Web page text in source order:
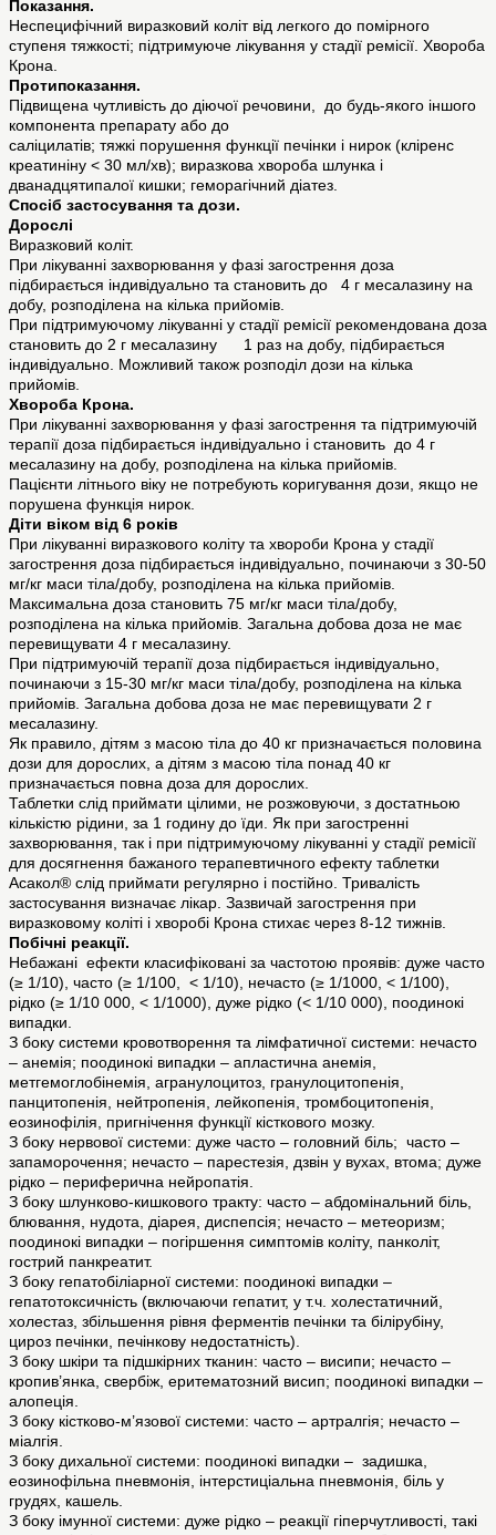
Показання.
Неспецифічний виразковий коліт від легкого до помірного
ступеня тяжкості; підтримуюче лікування у стадії ремісії. Хвороба
Крона.
Протипоказання.
Підвищена чутливість до діючої речовини, до будь-якого іншого
компонента препарату або до
саліцилатів; тяжкі порушення функції печінки і нирок (кліренс
креатиніну < 30 мл/хв); виразкова хвороба шлунка і
дванадцятипалої кишки; геморагічний діатез.
Спосіб застосування та дози.
Дорослі
Виразковий коліт.
При лікуванні захворювання у фазі загострення доза
підбирається індивідуально та становить до 4 г месалазину на
добу, розподілена на кілька прийомів.
При підтримуючому лікуванні у стадії ремісії рекомендована доза
становить до 2 г месалазину 1 раз на добу, підбирається
індивідуально. Можливий також розподіл дози на кілька
прийомів.
Хвороба Крона.
При лікуванні захворювання у фазі загострення та підтримуючій
терапії доза підбирається індивідуально і становить до 4 г
месалазину на добу, розподілена на кілька прийомів.
Пацієнти літнього віку не потребують коригування дози, якщо не
порушена функція нирок.
Діти віком від 6 років
При лікуванні виразкового коліту та хвороби Крона у стадії
загострення доза підбирається індивідуально, починаючи з 30-50
мг/кг маси тіла/добу, розподілена на кілька прийомів.
Максимальна доза становить 75 мг/кг маси тіла/добу,
розподілена на кілька прийомів. Загальна добова доза не має
перевищувати 4 г месалазину.
При підтримуючій терапії доза підбирається індивідуально,
починаючи з 15-30 мг/кг маси тіла/добу, розподілена на кілька
прийомів. Загальна добова доза не має перевищувати 2 г
месалазину.
Як правило, дітям з масою тіла до 40 кг призначається половина
дози для дорослих, а дітям з масою тіла понад 40 кг
призначається повна доза для дорослих.
Таблетки слід приймати цілими, не розжовуючи, з достатньою
кількістю рідини, за 1 годину до їди. Як при загостренні
захворювання, так і при підтримуючому лікуванні у стадії ремісії
для досягнення бажаного терапевтичного ефекту таблетки
Асакол® слід приймати регулярно і постійно. Тривалість
застосування визначає лікар. Зазвичай загострення при
виразковому коліті і хворобі Крона стихає через 8-12 тижнів.
Побічні реакції.
Небажані ефекти класифіковані за частотою проявів: дуже часто
(≥ 1/10), часто (≥ 1/100, < 1/10), нечасто (≥ 1/1000, < 1/100),
рідко (≥ 1/10 000, < 1/1000), дуже рідко (< 1/10 000), поодинокі
випадки.
З боку системи кровотворення та лімфатичної системи: нечасто
– анемія; поодинокі випадки – апластична анемія,
метгемоглобінемія, агранулоцитоз, гранулоцитопенія,
панцитопенія, нейтропенія, лейкопенія, тромбоцитопенія,
еозинофілія, пригнічення функції кісткового мозку.
З боку нервової системи: дуже часто – головний біль; часто –
запаморочення; нечасто – парестезія, дзвін у вухах, втома; дуже
рідко – периферична нейропатія.
З боку шлунково-кишкового тракту: часто – абдомінальний біль,
блювання, нудота, діарея, диспепсія; нечасто – метеоризм;
поодинокі випадки – погіршення симптомів коліту, панколіт,
гострий панкреатит.
З боку гепатобіліарної системи: поодинокі випадки –
гепатотоксичність (включаючи гепатит, у т.ч. холестатичний,
холестаз, збільшення рівня ферментів печінки та білірубіну,
цироз печінки, печінкову недостатність).
З боку шкіри та підшкірних тканин: часто – висипи; нечасто –
кропив’янка, свербіж, еритематозний висип; поодинокі випадки –
алопеція.
З боку кістково-м’язової системи: часто – артралгія; нечасто –
міалгія.
З боку дихальної системи: поодинокі випадки – задишка,
еозинофільна пневмонія, інтерстиціальна пневмонія, біль у
грудях, кашель.
З боку імунної системи: дуже рідко – реакції гіперчутливості, такі